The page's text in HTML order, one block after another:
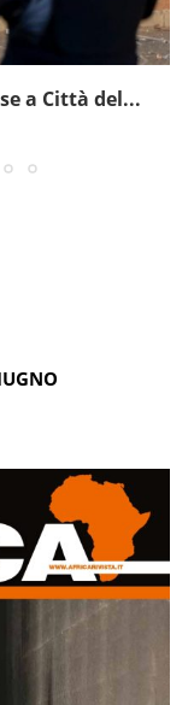
a Città del...